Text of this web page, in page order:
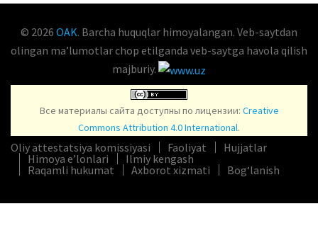
© 2026 OAK. Barcha huquqlar himoyalangan. Veb-saytdan
olingan maʼlumotlar chop etilganda veb-saytga havola qilish
majburiy.
Все материалы сайта доступны по лицензии: Creative
Commons Attribution 4.0 International.
Oliy attestatsiya komissiyasi Faoliyat
Hujjatlar
Himoya e’lonlari
Ilmiy kengash
Raqamli hukumat
Axborot xizmati Bog‘lanish